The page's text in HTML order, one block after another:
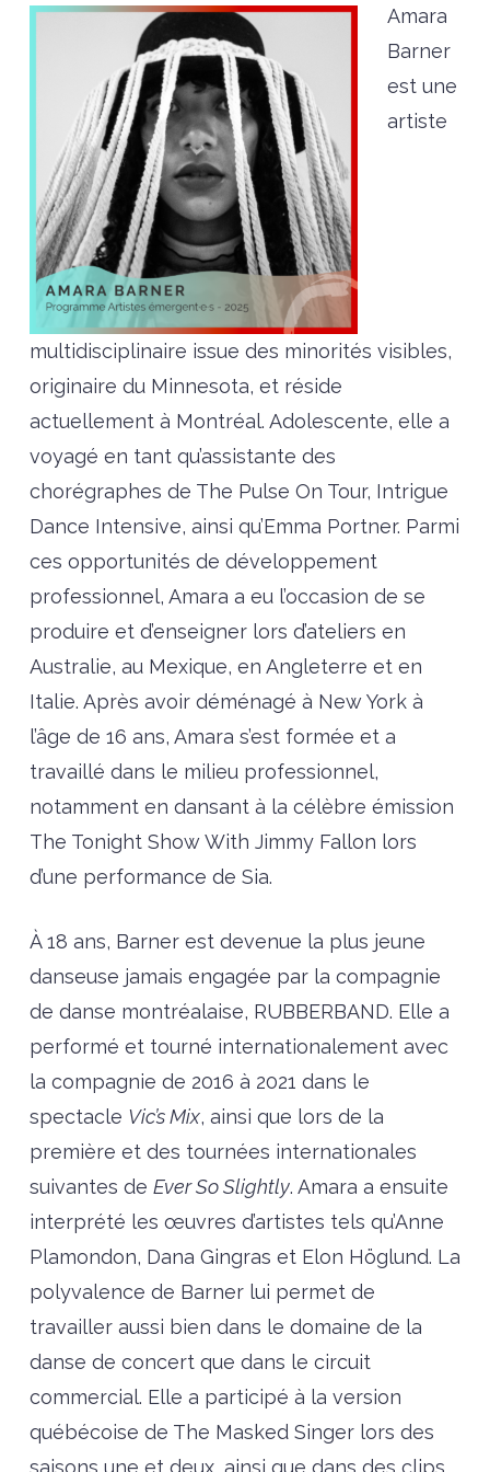
Amara
Barner
est une
artiste
multidisciplinaire issue des minorités visibles,
originaire du Minnesota, et réside
actuellement à Montréal. Adolescente, elle a
voyagé en tant qu’assistante des
chorégraphes de The Pulse On Tour, Intrigue
Dance Intensive, ainsi qu’Emma Portner. Parmi
ces opportunités de développement
professionnel, Amara a eu l’occasion de se
produire et d’enseigner lors d’ateliers en
Australie, au Mexique, en Angleterre et en
Italie. Après avoir déménagé à New York à
l’âge de 16 ans, Amara s’est formée et a
travaillé dans le milieu professionnel,
notamment en dansant à la célèbre émission
The Tonight Show With Jimmy Fallon lors
d’une performance de Sia.
À 18 ans, Barner est devenue la plus jeune
danseuse jamais engagée par la compagnie
de danse montréalaise, RUBBERBAND. Elle a
performé et tourné internationalement avec
la compagnie de 2016 à 2021 dans le
spectacle Vic’s Mix, ainsi que lors de la
première et des tournées internationales
suivantes de Ever So Slightly. Amara a ensuite
interprété les œuvres d’artistes tels qu’Anne
Plamondon, Dana Gingras et Elon Höglund. La
polyvalence de Barner lui permet de
travailler aussi bien dans le domaine de la
danse de concert que dans le circuit
commercial. Elle a participé à la version
québécoise de The Masked Singer lors des
saisons une et deux, ainsi que dans des clips